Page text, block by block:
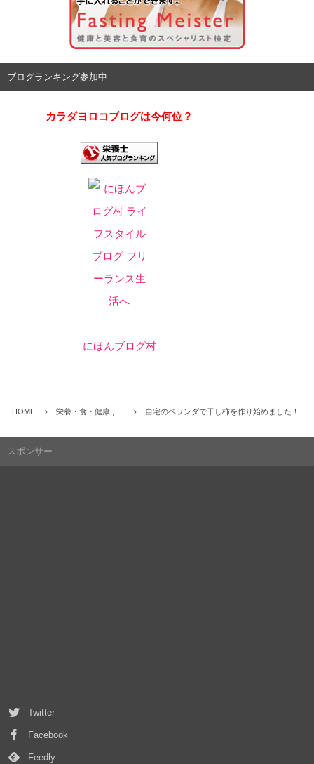
ブログランキング参加中
カラダヨロコブログは今何位？
にほんブログ村
HOME 栄養・食・健康 , … 自宅のベランダで干し柿を作り始めました！
スポンサー
Twitter
Facebook
Feedly